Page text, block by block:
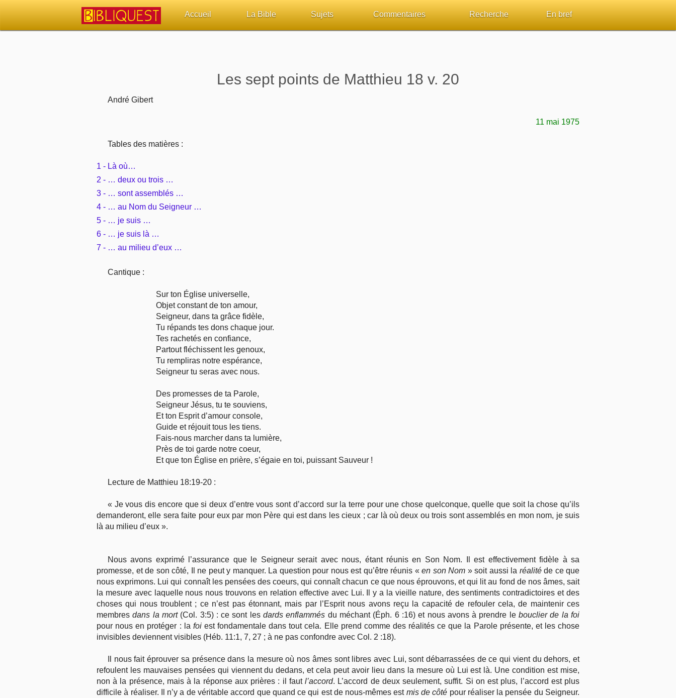
Accueil
Autres sites chrétiens
Paramètres
La Bible Sujets Commentaires Recherche En bref
Les sept points de Matthieu 18 v. 20
André Gibert
11 mai 1975
Tables des matières :
1 - Là où…
2 - … deux ou trois …
3 - … sont assemblés …
4 - … au Nom du Seigneur …
5 - … je suis …
6 - … je suis là …
7 - … au milieu d’eux …
Cantique :
Sur ton Église universelle,
Objet constant de ton amour,
Seigneur, dans ta grâce fidèle,
Tu répands tes dons chaque jour.
Tes rachetés en confiance,
Partout fléchissent les genoux,
Tu rempliras notre espérance,
Seigneur tu seras avec nous.
Des promesses de ta Parole,
Seigneur Jésus, tu te souviens,
Et ton Esprit d’amour console,
Guide et réjouit tous les tiens.
Fais-nous marcher dans ta lumière,
Près de toi garde notre coeur,
Et que ton Église en prière, s’égaie en toi, puissant Sauveur !
Lecture de Matthieu 18:19-20 :
« Je vous dis encore que si deux d’entre vous sont d’accord sur la terre pour une chose quelconque, quelle que soit la chose qu’ils
demanderont, elle sera faite pour eux par mon Père qui est dans les cieux ; car là où deux ou trois sont assemblés en mon nom, je suis
là au milieu d’eux ».
Nous avons exprimé l’assurance que le Seigneur serait avec nous, étant réunis en Son Nom. Il est effectivement fidèle à sa
promesse, et de son côté, Il ne peut y manquer. La question pour nous est qu’être réunis « en son Nom » soit aussi la réalitéde ce que
nous exprimons. Lui qui connaît les pensées des coeurs, qui connaît chacun ce que nous éprouvons, et qui lit au fond de nos âmes, sait
la mesure avec laquelle nous nous trouvons en relation effective avec Lui. Il y a la vieille nature, des sentiments contradictoires et des
choses qui nous troublent ; ce n’est pas étonnant, mais par l’Esprit nous avons reçu la capacité de refouler cela, de maintenir ces
membresdans la mort(Col. 3:5) : ce sont lesdards enflammés du méchant (Éph. 6 :16) et nous avons à prendre lebouclier de la foi
pour nous en protéger : la foiest fondamentale dans tout cela. Elle prend comme des réalités ce que la Parole présente, et les chose
invisibles deviennent visibles (Héb. 11:1, 7, 27 ; à ne pas confondre avec Col. 2 :18).
Il nous fait éprouver sa présence dans la mesure où nos âmes sont libres avec Lui, sont débarrassées de ce qui vient du dehors, et
refoulent les mauvaises pensées qui viennent du dedans, et cela peut avoir lieu dans la mesure où Lui est là. Une condition est mise,
non à la présence, mais à la réponse aux prières : il fautl’accord. L’accord de deux seulement, suffit. Si on est plus, l’accord est plus
difficile à réaliser. Il n’y a de véritable accord que quand ce qui est de nous-mêmes est mis de côté pour réaliser la pensée du Seigneur.